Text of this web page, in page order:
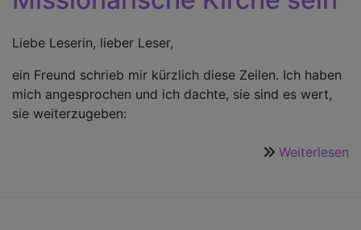
Liebe Leserin, lieber Leser,
ein Freund schrieb mir kürzlich diese Zeilen. Ich haben
mich angesprochen und ich dachte, sie sind es wert,
sie weiterzugeben:
Weiterlesen